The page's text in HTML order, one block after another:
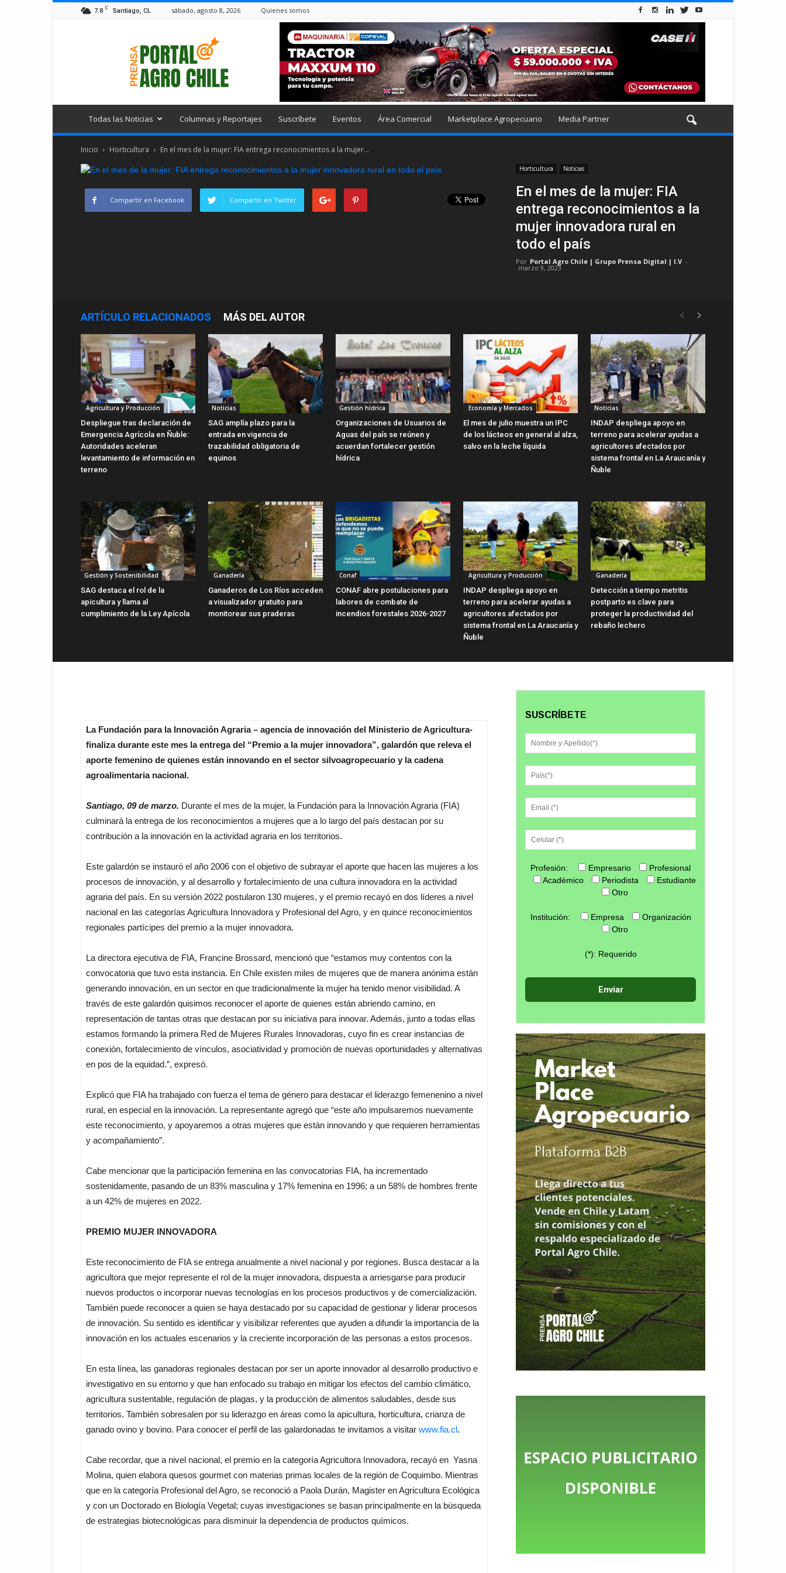
7.8 C Santiago, CL sábado, agosto 8, 2026 Quienes somos
Todas las Noticias Columnas y Reportajes Suscríbete Eventos Área Comercial Marketplace Agropecuario Media Partner
Inicio Horticultura En el mes de la mujer: FIA entrega reconocimientos a la mujer...
Horticultura Noticias
En el mes de la mujer: FIA
entrega reconocimientos a la
mujer innovadora rural en
todo el país
Por Portal Agro Chile | Grupo Prensa Digital | I.V -
marzo 9, 2023
Compartir en Facebook Compartir en Twitter
ARTÍCULO RELACIONADOS MÁS DEL AUTOR
Agricultura y Producción
Despliegue tras declaración de
Emergencia Agrícola en Ñuble:
Autoridades aceleran
levantamiento de información en
terreno
Noticias
SAG amplía plazo para la
entrada en vigencia de
trazabilidad obligatoria de
equinos
Gestión hídrica
Organizaciones de Usuarios de
Aguas del país se reúnen y
acuerdan fortalecer gestión
hídrica
Economía y Mercados
El mes de julio muestra un IPC
de los lácteos en general al alza,
salvo en la leche líquida
Noticias
INDAP despliega apoyo en
terreno para acelerar ayudas a
agricultores afectados por
sistema frontal en La Araucanía y
Ñuble
Gestión y Sostenibilidad
SAG destaca el rol de la
apicultura y llama al
cumplimiento de la Ley Apícola
Ganadería
Ganaderos de Los Ríos acceden
a visualizador gratuito para
monitorear sus praderas
Conaf
CONAF abre postulaciones para
labores de combate de
incendios forestales 2026-2027
Agricultura y Producción
INDAP despliega apoyo en
terreno para acelerar ayudas a
agricultores afectados por
sistema frontal en La Araucanía y
Ñuble
Ganadería
Detección a tiempo metritis
postparto es clave para
proteger la productividad del
rebaño lechero
La Fundación para la Innovación Agraria – agencia de innovación del Ministerio de Agricultura-
finaliza durante este mes la entrega del “Premio a la mujer innovadora”, galardón que releva el
aporte femenino de quienes están innovando en el sector silvoagropecuario y la cadena
agroalimentaria nacional.
Santiago, 09 de marzo. Durante el mes de la mujer, la Fundación para la Innovación Agraria (FIA)
culminará la entrega de los reconocimientos a mujeres que a lo largo del país destacan por su
contribución a la innovación en la actividad agraria en los territorios.
Este galardón se instauró el año 2006 con el objetivo de subrayar el aporte que hacen las mujeres a los
procesos de innovación, y al desarrollo y fortalecimiento de una cultura innovadora en la actividad
agraria del país. En su versión 2022 postularon 130 mujeres, y el premio recayó en dos líderes a nivel
nacional en las categorías Agricultura Innovadora y Profesional del Agro, y en quince reconocimientos
regionales partícipes del premio a la mujer innovadora.
La directora ejecutiva de FIA, Francine Brossard, mencionó que “estamos muy contentos con la
convocatoria que tuvo esta instancia. En Chile existen miles de mujeres que de manera anónima están
generando innovación, en un sector en que tradicionalmente la mujer ha tenido menor visibilidad. A
través de este galardón quisimos reconocer el aporte de quienes están abriendo camino, en
representación de tantas otras que destacan por su iniciativa para innovar. Además, junto a todas ellas
estamos formando la primera Red de Mujeres Rurales Innovadoras, cuyo fin es crear instancias de
conexión, fortalecimiento de vínculos, asociatividad y promoción de nuevas oportunidades y alternativas
en pos de la equidad.”, expresó.
Explicó que FIA ha trabajado con fuerza el tema de género para destacar el liderazgo femenenino a nivel
rural, en especial en la innovación. La representante agregó que “este año impulsaremos nuevamente
este reconocimiento, y apoyaremos a otras mujeres que están innovando y que requieren herramientas
y acompañamiento”.
Cabe mencionar que la participación femenina en las convocatorias FIA, ha incrementado
sostenidamente, pasando de un 83% masculina y 17% femenina en 1996; a un 58% de hombres frente
a un 42% de mujeres en 2022.
PREMIO MUJER INNOVADORA
Este reconocimiento de FIA se entrega anualmente a nivel nacional y por regiones. Busca destacar a la
agricultora que mejor represente el rol de la mujer innovadora, dispuesta a arriesgarse para producir
nuevos productos o incorporar nuevas tecnologías en los procesos productivos y de comercialización.
También puede reconocer a quien se haya destacado por su capacidad de gestionar y liderar procesos
de innovación. Su sentido es identificar y visibilizar referentes que ayuden a difundir la importancia de la
innovación en los actuales escenarios y la creciente incorporación de las personas a estos procesos.
En esta línea, las ganadoras regionales destacan por ser un aporte innovador al desarrollo productivo e
investigativo en su entorno y que han enfocado su trabajo en mitigar los efectos del cambio climático,
agricultura sustentable, regulación de plagas, y la producción de alimentos saludables, desde sus
territorios. También sobresalen por su liderazgo en áreas como la apicultura, horticultura, crianza de
ganado ovino y bovino. Para conocer el perfil de las galardonadas te invitamos a visitar www.fia.cl.
Cabe recordar, que a nivel nacional, el premio en la categoría Agricultora Innovadora, recayó en Yasna
Molina, quien elabora quesos gourmet con materias primas locales de la región de Coquimbo. Mientras
que en la categoría Profesional del Agro, se reconoció a Paola Durán, Magister en Agricultura Ecológica
y con un Doctorado en Biología Vegetal; cuyas investigaciones se basan principalmente en la búsqueda
de estrategias biotecnológicas para disminuir la dependencia de productos químicos.
SUSCRÍBETE
Profesión: Empresario
Profesional
Académico
Periodista
Estudiante
Otro
Institución: Empresa
Organización
Otro
(*): Requerido